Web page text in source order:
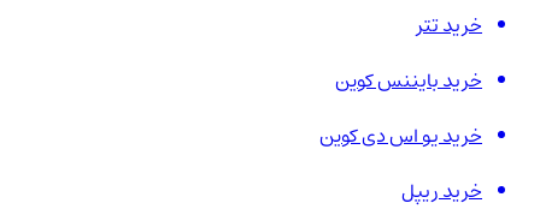
خرید تتر
خرید بایننس کوین
خرید یو اس دی کوین
خرید ریپل